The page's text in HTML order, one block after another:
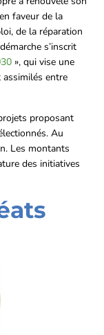
faveur de la
de la réparation
s’inscrit
», qui vise une
assimilés entre
proposant
Au
Les montants
des initiatives